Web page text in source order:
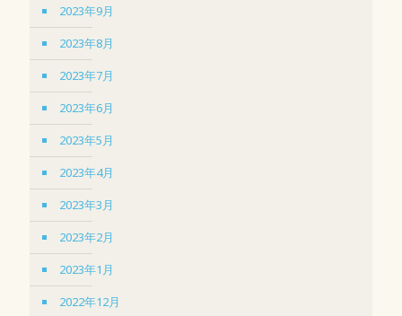
2023年9月
2023年8月
2023年7月
2023年6月
2023年5月
2023年4月
2023年3月
2023年2月
2023年1月
2022年12月